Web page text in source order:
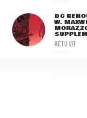
DC
W.
ACTU VO